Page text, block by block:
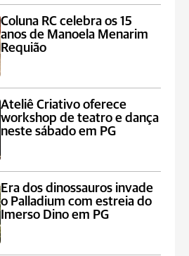
Coluna RC celebra os 15
anos de Manoela Menarim
Requião
Ateliê Criativo oferece
workshop de teatro e dança
neste sábado em PG
Era dos dinossauros invade
o Palladium com estreia do
Imerso Dino em PG